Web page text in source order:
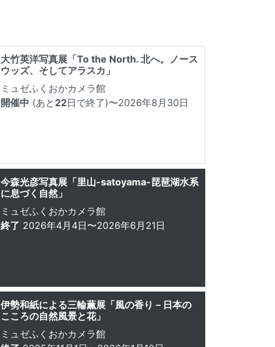
大竹英洋写真展「To the North. 北へ。ノース
ウッズ、そしてアラスカ」
ミュゼふくおかカメラ館
開催中 (あと 22日で終了)〜2026年8月30日
今森光彦写真展「里山-satoyama-琵琶湖水系
に息づく自然」
ミュゼふくおかカメラ館
終了 2026年4月4日〜2026年6月21日
伊勢和紙による三輪薫展「風の香り－日本の
こころの自然風景と花」
ミュゼふくおかカメラ館